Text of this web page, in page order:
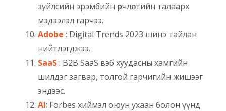
зүйлсийн эрэмбийн өөрчлөлтийн талаарх
мэдээлэл гарчээ.
Adobe : Digital Trends 2023 шинэ тайлан
нийтлэгджээ.
SaaS: B2B SaaS вэб хуудасны хамгийн
шилдэг загвар, толгой гарчигийн жишээг
эндээс.
AI: Forbes хиймэл оюун ухаан болон үүнд